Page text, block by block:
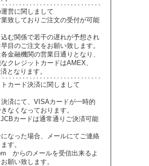
営に関しまして
致しておりご注文の受付が可能
む関係で若干の遅れが予想され
目のご注文をお願い致します。
金融機関の営業日通りとなり、
クレジットカードはAMEX、
となります。
カード決済に関しまして
済にて、VISAカードが一時的
なくなっております。
カードは通常通りご決済可能
なった場合、メールにてご連絡
す。
からのメールを受信出来るよ
願い致します。